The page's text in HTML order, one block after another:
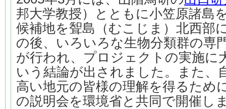
邦大学教授）とともに小笠原諸島
候補地を聟島（むこじま）北西部
の後、いろいろな生物分類群の専
が行われ、プロジェクトの実施に
いう結論が出されました。また、
高い地元の皆様の理解を得るため
の説明会を環境省と共同で開催し